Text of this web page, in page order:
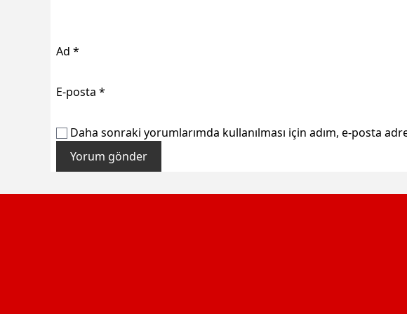
Ad *
E-posta *
Daha sonraki yorumlarımda kullanılması için adım, e-posta